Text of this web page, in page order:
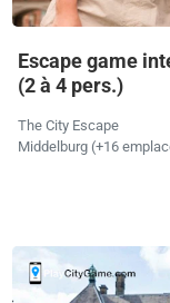
Escape game
(2 à 4 pers.)
The City Escape
Middelburg (+16